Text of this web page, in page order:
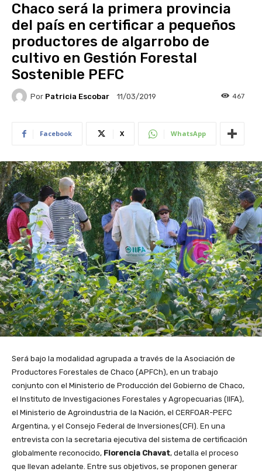
Chaco será la primera provincia
del país en certificar a pequeños
productores de algarrobo de
cultivo en Gestión Forestal
Sostenible PEFC
Por Patricia Escobar 11/03/2019 467
Facebook X WhatsApp
Será bajo la modalidad agrupada a través de la Asociación de
Productores Forestales de Chaco (APFCh), en un trabajo
conjunto con el Ministerio de Producción del Gobierno de Chaco,
el Instituto de Investigaciones Forestales y Agropecuarias (IIFA),
el Ministerio de Agroindustria de la Nación, el CERFOAR-PEFC
Argentina, y el Consejo Federal de Inversiones(CFI). En una
entrevista con la secretaria ejecutiva del sistema de certificación
globalmente reconocido, Florencia Chavat, detalla el proceso
que llevan adelante. Entre sus objetivos, se proponen generar